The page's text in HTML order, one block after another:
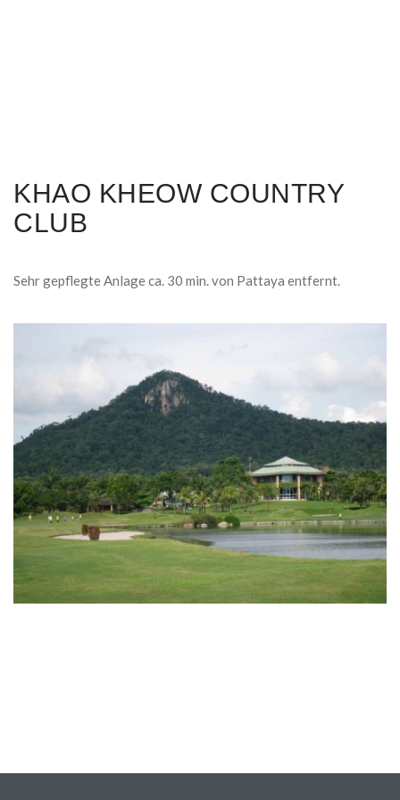
KHAO KHEOW COUNTRY
CLUB
Sehr gepflegte Anlage ca. 30 min. von Pattaya entfernt.